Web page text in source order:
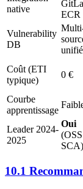
native
ECR
Vulnerability
DB
Coût (ETI
typique)
0 €
Courbe
apprentissage
Leader 2024-
2025
Oui
(OSS
SCA)
10.1